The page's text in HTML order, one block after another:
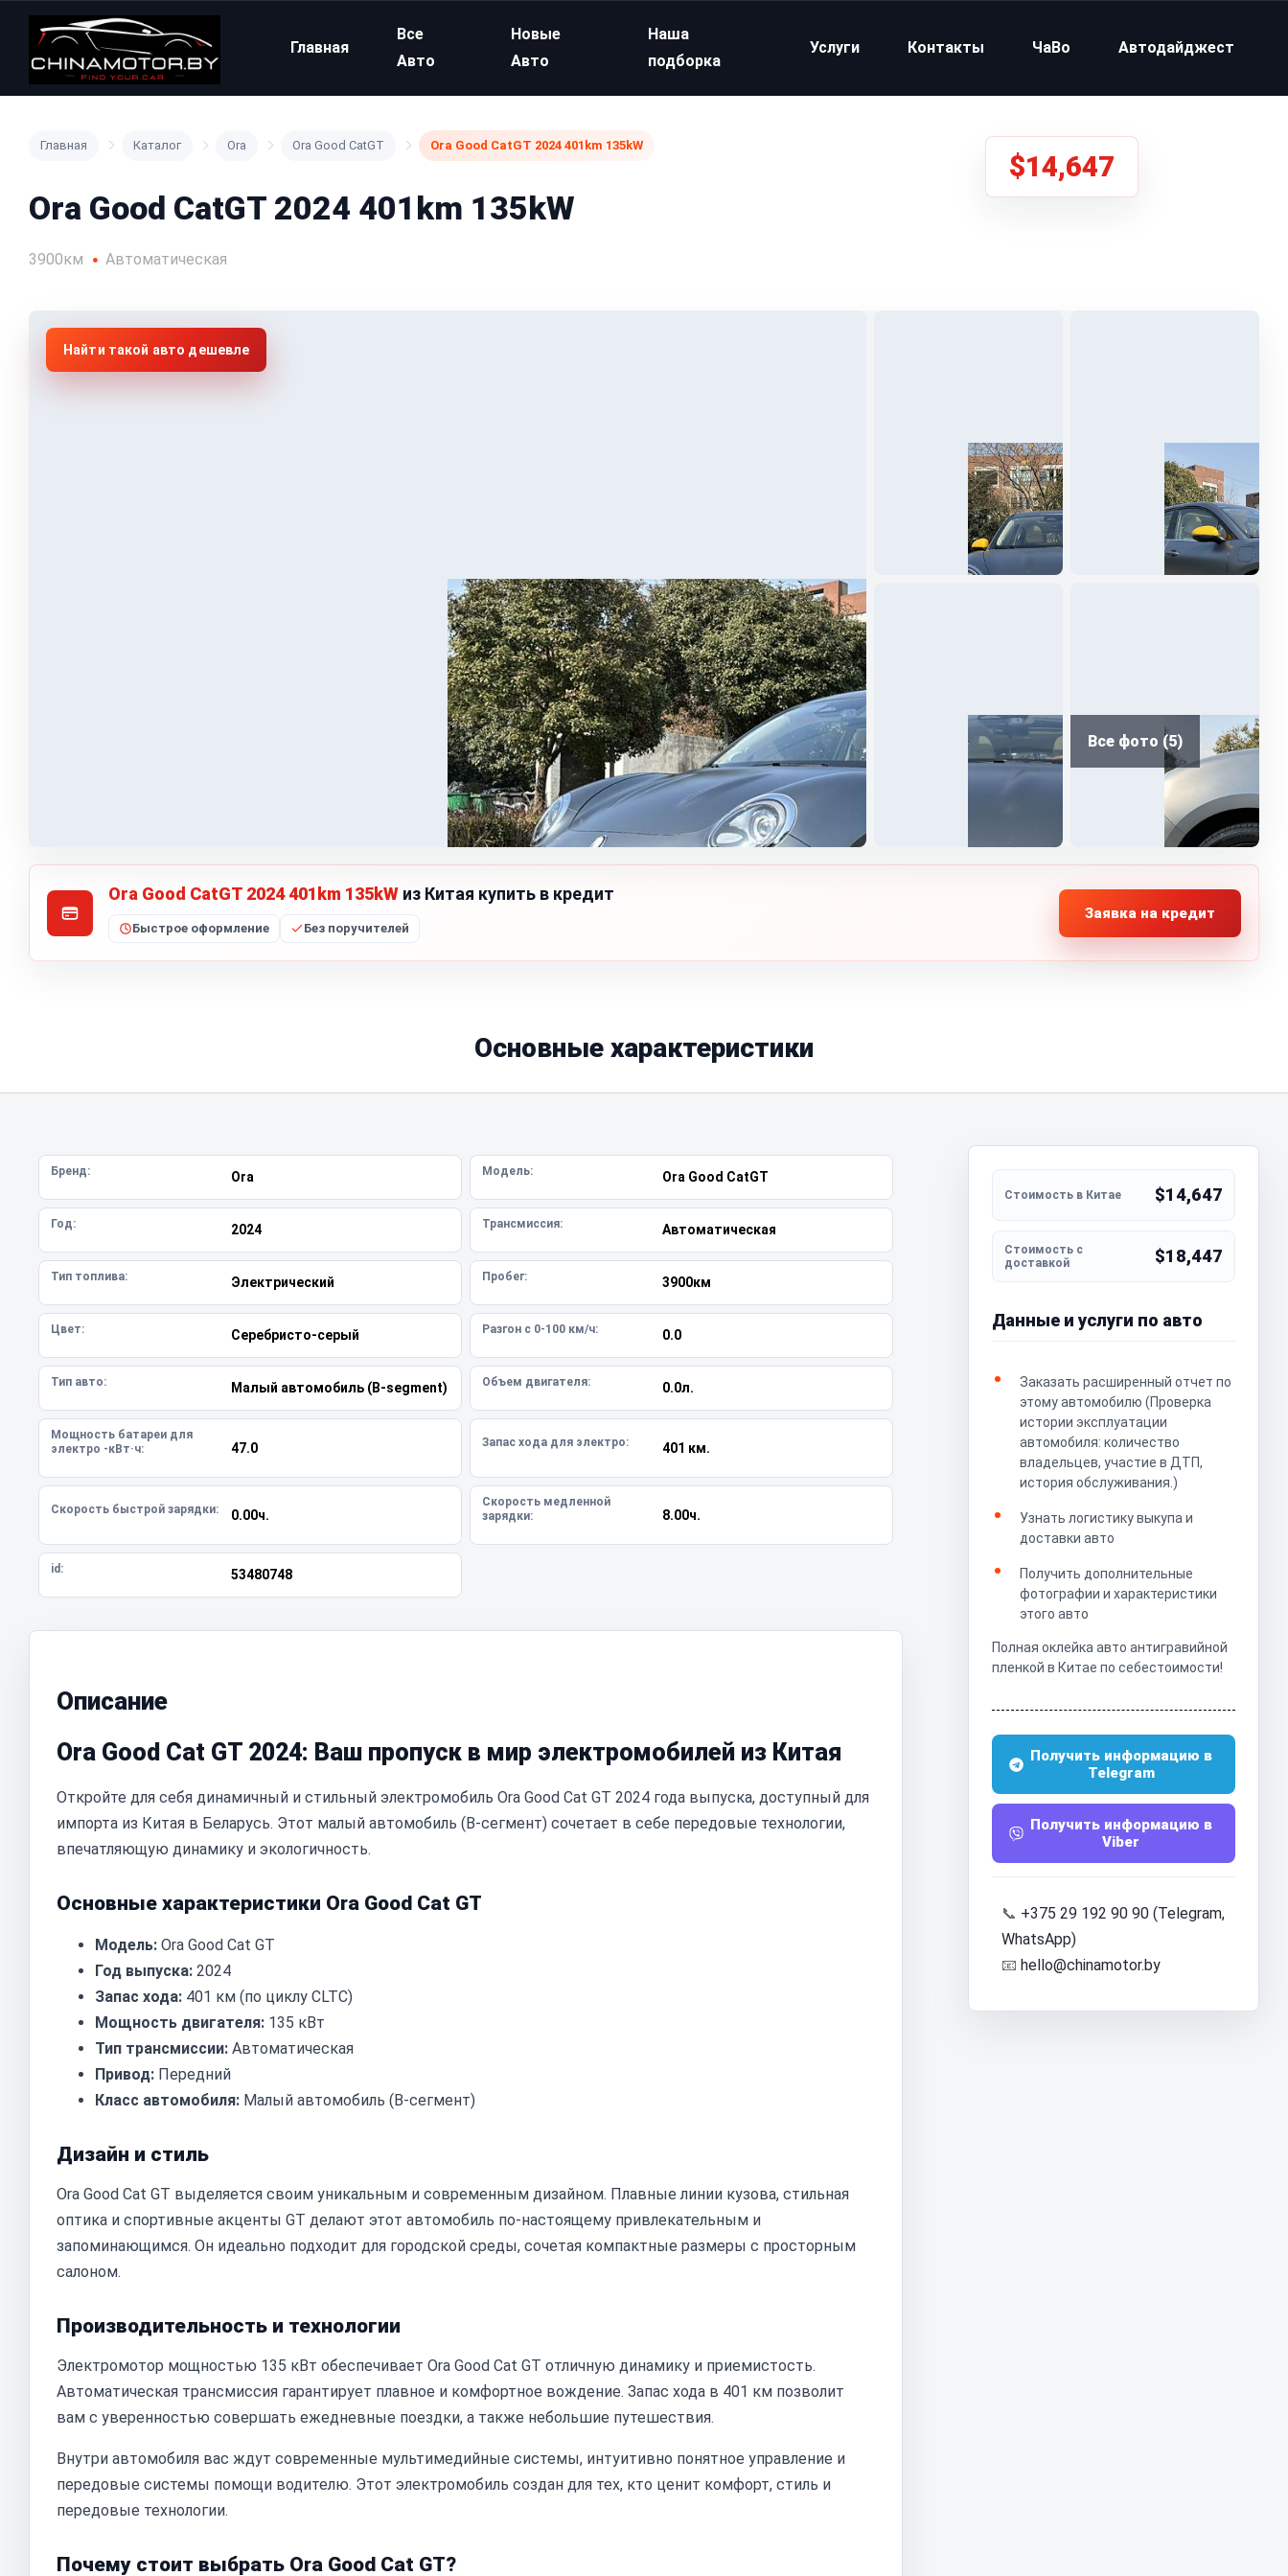
Главная
Все
Авто
Новые
Авто
Наша
подборка
Услуги Контакты ЧаВо Автодайджест
Главная Каталог Ora Ora Good CatGT Ora Good CatGT 2024 401km 135kW
Ora Good CatGT 2024 401km 135kW
3900км Автоматическая
$14,647
Все фото (5)
Найти такой авто дешевле
Ora Good CatGT 2024 401km 135kW из Китая купить в кредит
Быстрое оформление Без поручителей
Заявка на кредит
Основные характеристики
Бренд: Ora Модель: Ora Good CatGT
Год: 2024 Трансмиссия: Автоматическая
Тип топлива: Электрический Пробег: 3900км
Цвет: Серебристо-серый Разгон с 0-100 км/ч: 0.0
Тип авто: Малый автомобиль (B-segment) Объем двигателя: 0.0л.
Мощность батареи для
электро -кВт·ч:
47.0 Запас хода для электро: 401 км.
Скорость быстрой зарядки: 0.00ч.
Скорость медленной
зарядки:
8.00ч.
id: 53480748
Описание
Ora Good Cat GT 2024: Ваш пропуск в мир электромобилей из Китая
Откройте для себя динамичный и стильный электромобиль Ora Good Cat GT 2024 года выпуска, доступный для
импорта из Китая в Беларусь. Этот малый автомобиль (B-сегмент) сочетает в себе передовые технологии,
впечатляющую динамику и экологичность.
Основные характеристики Ora Good Cat GT
Модель: Ora Good Cat GT
Год выпуска: 2024
Запас хода: 401 км (по циклу CLTC)
Мощность двигателя: 135 кВт
Тип трансмиссии: Автоматическая
Привод: Передний
Класс автомобиля: Малый автомобиль (B-сегмент)
Дизайн и стиль
Ora Good Cat GT выделяется своим уникальным и современным дизайном. Плавные линии кузова, стильная
оптика и спортивные акценты GT делают этот автомобиль по-настоящему привлекательным и
запоминающимся. Он идеально подходит для городской среды, сочетая компактные размеры с просторным
салоном.
Производительность и технологии
Электромотор мощностью 135 кВт обеспечивает Ora Good Cat GT отличную динамику и приемистость.
Автоматическая трансмиссия гарантирует плавное и комфортное вождение. Запас хода в 401 км позволит
вам с уверенностью совершать ежедневные поездки, а также небольшие путешествия.
Внутри автомобиля вас ждут современные мультимедийные системы, интуитивно понятное управление и
передовые системы помощи водителю. Этот электромобиль создан для тех, кто ценит комфорт, стиль и
передовые технологии.
Почему стоит выбрать Ora Good Cat GT?
$14,647
$18,447
Данные и услуги по авто
Заказать расширенный отчет по
этому автомобилю (Проверка
истории эксплуатации
автомобиля: количество
владельцев, участие в ДТП,
история обслуживания.)
Узнать логистику выкупа и
доставки авто
Получить дополнительные
фотографии и характеристики
этого авто
Полная оклейка авто антигравийной
пленкой в Китае по себестоимости!
Получить информацию в
Telegram
Получить информацию в
Viber
📞 +375 29 192 90 90 (Telegram,
WhatsApp)
📧 hello@chinamotor.by